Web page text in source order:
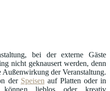
bei der externe Gäste
nicht geknausert werden, denn
der Veranstaltung.
der Speisen auf Platten oder in
können lieblos oder kreativ